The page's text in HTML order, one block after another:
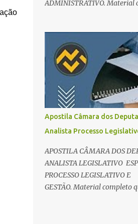
e Direito Administrativo). 🔄
ADMINISTRATIVO. Material
exigidos no edital para esse
Oportunidade de Ouro: R$
edital do Concurso Câmara
2026 já é realidade, e o
Legislativo (Processo
destaca como uma das
oportunidades do ano. Com
nível superior em qualquer
oferece 35 vagas imediatas e
ultrapassam os R$ 30 mil . O
para Processo Legislativo e
vencer a concorrência da
candidato precisa dominar o
Apostila Câmara dos
Analista Processo
APOSTILA CÂMARA DOS
ANALISTA LEGISLATIVO
PROCESSO LEGISLATIVO E
GESTÃO. Material completo